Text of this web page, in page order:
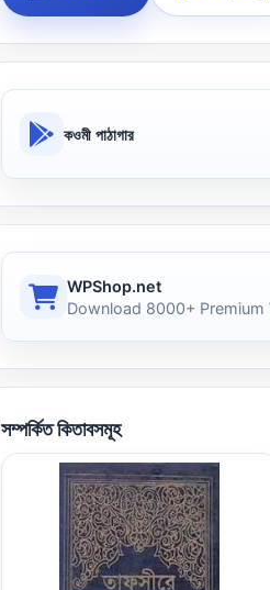
কওমী পাঠাগার
WPShop.net
Download 8000+
সম্পর্কিত কিতাবসমূহ